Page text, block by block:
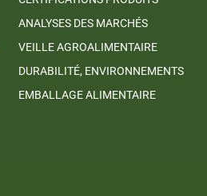
ANALYSES DES MARCHÉS
VEILLE AGROALIMENTAIRE
DURABILITÉ, ENVIRONNEMENTS
EMBALLAGE ALIMENTAIRE